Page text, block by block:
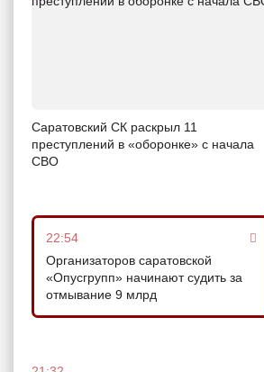
Саратовский СК раскрыл 11
преступлений в «оборонке» с начала
СВО
22:54
Организаторов саратовской
«Опусгрупп» начинают судить за
отмывание 9 млрд